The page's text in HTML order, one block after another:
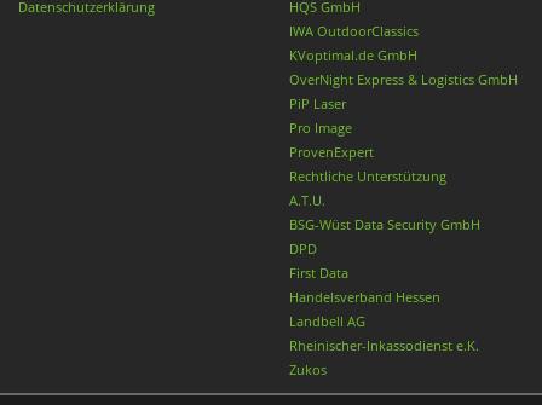
Datenschutzerklärung
HQS GmbH
IWA OutdoorClassics
KVoptimal.de GmbH
OverNight Express & Logistics GmbH
PiP Laser
Pro Image
ProvenExpert
Rechtliche Unterstützung
A.T.U.
BSG-Wüst Data Security GmbH
DPD
First Data
Handelsverband Hessen
Landbell AG
Rheinischer-Inkassodienst e.K.
Zukos